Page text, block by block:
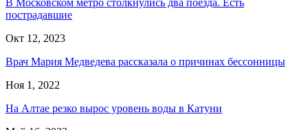
пострадавшие
Окт 12, 2023
Врач Мария Медведева рассказала о причинах бессонницы
Ноя 1, 2022
На Алтае резко вырос уровень воды в Катуни